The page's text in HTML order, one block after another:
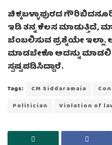
ಚಿಕ್ಕಬಳ್ಳಾಪುರದ
ಇಡಿ ತನ್ನ ಕೆಲಸ ಮಾಡುತ್ತಿದೆ,
ಬೆಂಬಲಿಸುವ ಪ್ರಶ್ನೆಯೇ
ಮಾಡಬೇಕೊ ಅದನ್ನು
ಸ್ಪಷ್ಟಪಡಿಸಿದ್ದಾರೆ.
Tags: CM Siddaramaia
Politician
Violation of